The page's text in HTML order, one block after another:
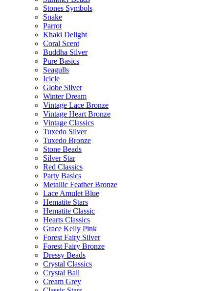
Stones Symbols
Snake
Parrot
Khaki Delight
Coral Scent
Buddha Silver
Pure Basics
Seagulls
Icicle
Globe Silver
Winter Dream
Vintage Lace Bronze
Vintage Heart Bronze
Vintage Classics
Tuxedo Silver
Tuxedo Bronze
Stone Beads
Silver Star
Red Classics
Party Basics
Metallic Feather Bronze
Lace Amulet Blue
Hematite Stars
Hematite Classic
Hearts Classics
Grace Kelly Pink
Forest Fairy Silver
Forest Fairy Bronze
Dressy Beads
Crystal Classics
Crystal Ball
Cream Grey